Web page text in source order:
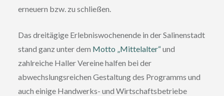
erneuern bzw. zu schließen.
Das dreitägige Erlebniswochenende in der Salinenstadt
stand ganz unter dem Motto „Mittelalter“und
zahlreiche Haller Vereine halfen bei der
abwechslungsreichen Gestaltung des Programms und
auch einige Handwerks- und Wirtschaftsbetriebe